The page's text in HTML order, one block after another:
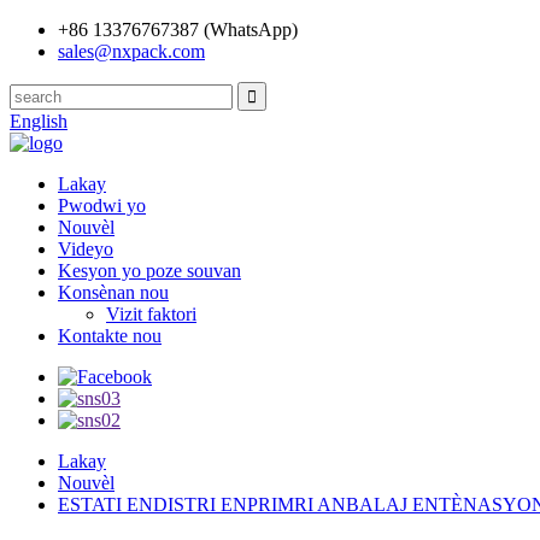
+86 13376767387 (WhatsApp)
sales@nxpack.com
English
Lakay
Pwodwi yo
Nouvèl
Videyo
Kesyon yo poze souvan
Konsènan nou
Vizit faktori
Kontakte nou
Lakay
Nouvèl
ESTATI ENDISTRI ENPRIMRI ANBALAJ